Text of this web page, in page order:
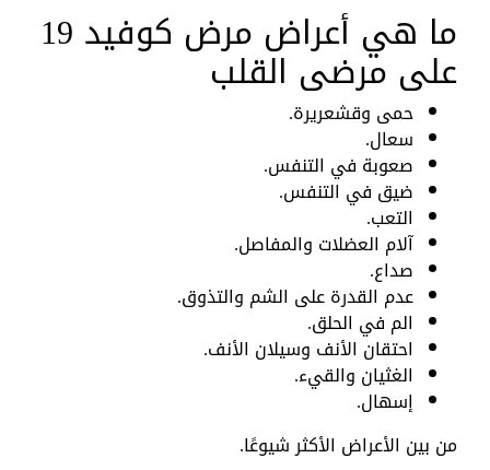
ما هي أعراض مرض كوفيد 19
على مرضى القلب
حمى وقشعريرة.
سعال.
صعوبة في التنفس.
ضيق في التنفس.
التعب.
آلام العضلات والمفاصل.
صداع.
عدم القدرة على الشم والتذوق.
الم في الحلق.
احتقان الأنف وسيلان الأنف.
الغثيان والقيء.
إسهال.
من بين الأعراض الأكثر شيوعًا.